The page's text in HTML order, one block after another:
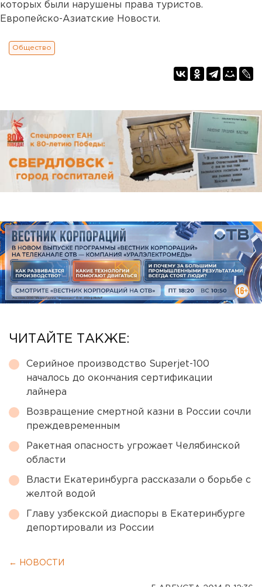
которых были нарушены права туристов.
Европейско-Азиатские Новости.
Общество
ЧИТАЙТЕ ТАКЖЕ:
Серийное производство Superjet-100
началось до окончания сертификации
лайнера
Возвращение смертной казни в России сочли
преждевременным
Ракетная опасность угрожает Челябинской
области
Власти Екатеринбурга рассказали о борьбе с
желтой водой
Главу узбекской диаспоры в Екатеринбурге
депортировали из России
← НОВОСТИ